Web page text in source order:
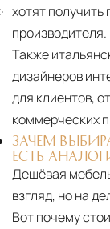
хотят
производителя.
Также
дизайнеров
для клиентов,
коммерческих
ЗАЧЕМ
ЕСТЬ
Дешёвая
взгляд, но на
Вот почему